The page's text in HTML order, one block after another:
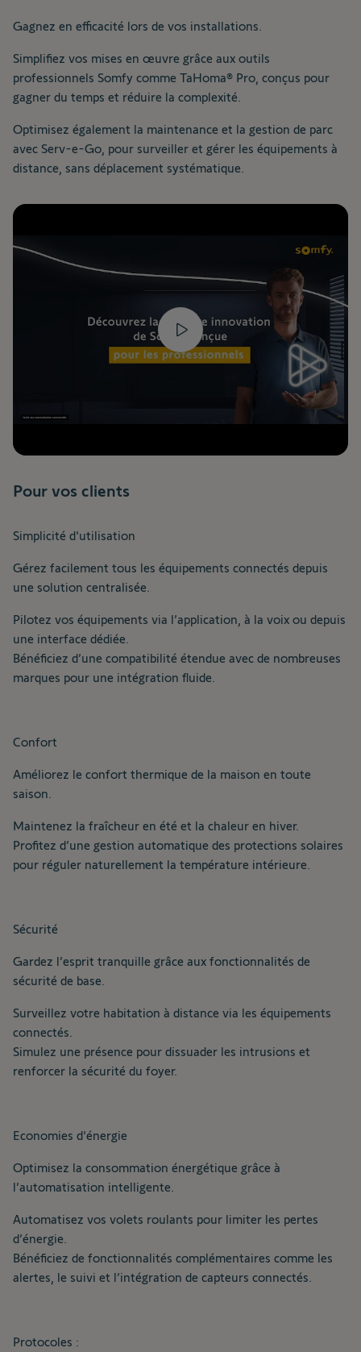
Gagnez en efficacité lors de vos installations.
Simplifiez vos mises en œuvre grâce aux outils
professionnels Somfy comme TaHoma® Pro, conçus pour
gagner du temps et réduire la complexité.
Optimisez également la maintenance et la gestion de parc
avec Serv-e-Go, pour surveiller et gérer les équipements à
distance, sans déplacement systématique.
Pour vos clients
Simplicité d'utilisation
Gérez facilement tous les équipements connectés depuis
une solution centralisée.
Pilotez vos équipements via l’application, à la voix ou depuis
une interface dédiée.
Bénéficiez d’une compatibilité étendue avec de nombreuses
marques pour une intégration fluide.
Confort
Améliorez le confort thermique de la maison en toute
saison.
Maintenez la fraîcheur en été et la chaleur en hiver.
Profitez d’une gestion automatique des protections solaires
pour réguler naturellement la température intérieure.
Sécurité
Gardez l’esprit tranquille grâce aux fonctionnalités de
sécurité de base.
Surveillez votre habitation à distance via les équipements
connectés.
Simulez une présence pour dissuader les intrusions et
renforcer la sécurité du foyer.
Economies d'énergie
Optimisez la consommation énergétique grâce à
l’automatisation intelligente.
Automatisez vos volets roulants pour limiter les pertes
d’énergie.
Bénéficiez de fonctionnalités complémentaires comme les
alertes, le suivi et l’intégration de capteurs connectés.
Protocoles :